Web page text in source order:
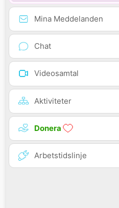
Mina Meddelanden
Chat
Videosamtal
Aktiviteter
Donera
Arbetstidslinje